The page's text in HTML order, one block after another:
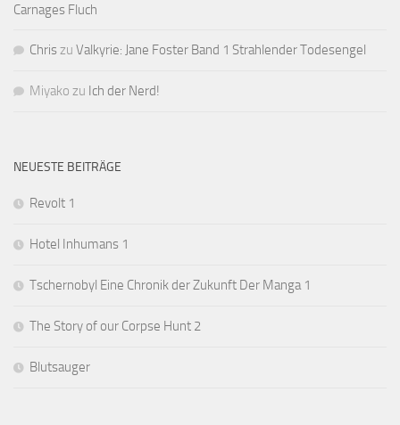
Carnages Fluch
Chriszu Valkyrie: Jane Foster Band 1 Strahlender Todesengel
Miyako zu Ich der Nerd!
NEUESTE BEITRÄGE
Revolt 1
Hotel Inhumans 1
Tschernobyl Eine Chronik der Zukunft Der Manga 1
The Story of our Corpse Hunt 2
Blutsauger